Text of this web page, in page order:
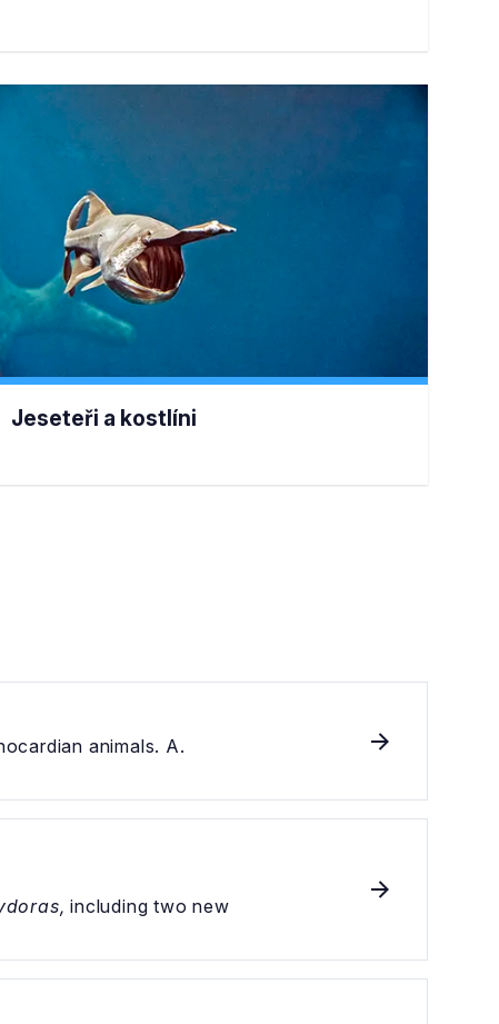
Jeseteři a kostlíni
animals. A.
including two new